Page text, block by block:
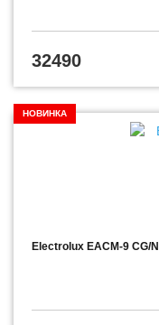
32490
НОВИНКА
Electrolux EACM-9 CG/